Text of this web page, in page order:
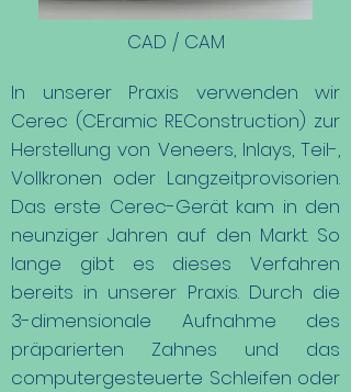
CAD / CAM
In unserer Praxis verwenden wir
Cerec (CEramic REConstruction) zur
Herstellung von Veneers, Inlays, Teil-,
Vollkronen oder Langzeitprovisorien.
Das erste Cerec-Gerät kam in den
neunziger Jahren auf den Markt. So
lange gibt es dieses Verfahren
bereits in unserer Praxis. Durch die
3-dimensionale Aufnahme des
präparierten Zahnes und das
computergesteuerte Schleifen oder